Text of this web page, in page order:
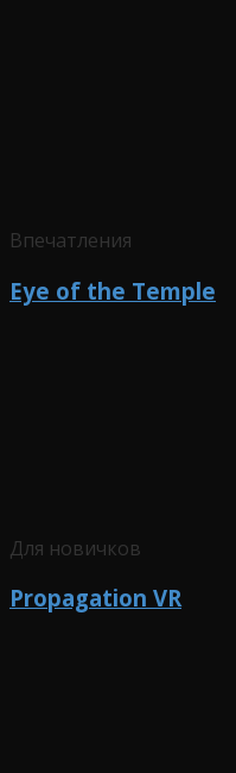
Впечатления
Eye of the Temple
Для новичков
Propagation VR